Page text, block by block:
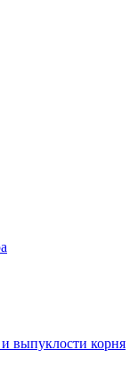
выпуклости корня